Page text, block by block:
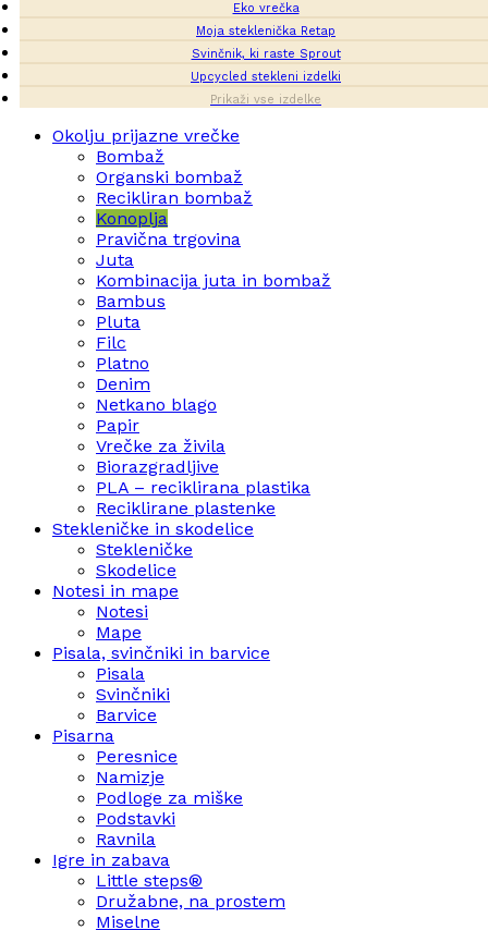
Eko vrečka
Moja steklenička Retap
Svinčnik, ki raste Sprout
Upcycled stekleni izdelki
Prikaži vse izdelke
Okolju prijazne vrečke
Bombaž
Organski bombaž
Recikliran bombaž
Konoplja
Pravična trgovina
Juta
Kombinacija juta in bombaž
Bambus
Pluta
Filc
Platno
Denim
Netkano blago
Papir
Vrečke za živila
Biorazgradljive
PLA – reciklirana plastika
Reciklirane plastenke
Stekleničke in skodelice
Stekleničke
Skodelice
Notesi in mape
Notesi
Mape
Pisala, svinčniki in barvice
Pisala
Svinčniki
Barvice
Pisarna
Peresnice
Namizje
Podloge za miške
Podstavki
Ravnila
Igre in zabava
Little steps®
Družabne, na prostem
Miselne